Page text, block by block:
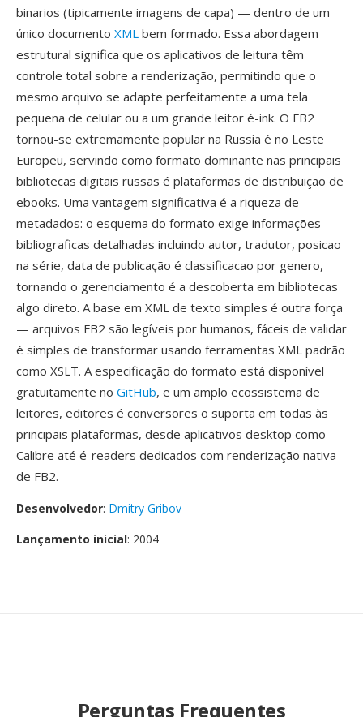
binarios (tipicamente imagens de capa) — dentro de um
único documento XML bem formado. Essa abordagem
estrutural significa que os aplicativos de leitura têm
controle total sobre a renderização, permitindo que o
mesmo arquivo se adapte perfeitamente a uma tela
pequena de celular ou a um grande leitor é-ink. O FB2
tornou-se extremamente popular na Russia é no Leste
Europeu, servindo como formato dominante nas principais
bibliotecas digitais russas é plataformas de distribuição de
ebooks. Uma vantagem significativa é a riqueza de
metadados: o esquema do formato exige informações
bibliograficas detalhadas incluindo autor, tradutor, posicao
na série, data de publicação é classificacao por genero,
tornando o gerenciamento é a descoberta em bibliotecas
algo direto. A base em XML de texto simples é outra força
— arquivos FB2 são legíveis por humanos, fáceis de validar
é simples de transformar usando ferramentas XML padrão
como XSLT. A especificação do formato está disponível
gratuitamente no GitHub, e um amplo ecossistema de
leitores, editores é conversores o suporta em todas às
principais plataformas, desde aplicativos desktop como
Calibre até é-readers dedicados com renderização nativa
de FB2.
Desenvolvedor: Dmitry Gribov
Lançamento inicial: 2004
Perguntas Frequentes